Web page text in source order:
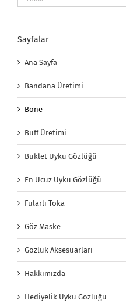
Sayfalar
Ana Sayfa
Bandana Üretimi
Bone
Buff Üretimi
Buklet Uyku Gözlüğü
En Ucuz Uyku Gözlüğü
Fularlı Toka
Göz Maske
Gözlük Aksesuarları
Hakkımızda
Hediyelik Uyku Gözlüğü